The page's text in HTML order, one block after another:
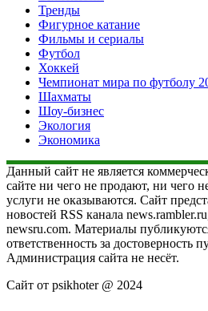
Тренды
Фигурное катание
Фильмы и сериалы
Футбол
Хоккей
Чемпионат мира по футболу
Шахматы
Шоу-бизнес
Экология
Экономика
Данный сайт не является
сайте ни чего не продают, ни чего
услуги не оказываются. Сайт
новостей RSS канала
newsru.com. Материалы
ответственность за достоверность
Администрация сайта не несёт.
Сайт от psikhoter @ 2024